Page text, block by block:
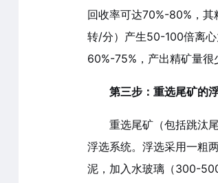
回收率可达70%-80%，
转/分）产生50-100倍离
60%-75%，产出精矿量很
第三步：重选尾矿的
重选尾矿（包括跳汰
浮选系统。浮选采用一粗
泥，加入水玻璃（300-